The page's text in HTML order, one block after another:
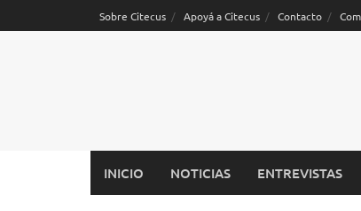
Sobre Citecus Apoyá a Citecus Contacto
INICIO NOTICIAS ENTREVISTAS